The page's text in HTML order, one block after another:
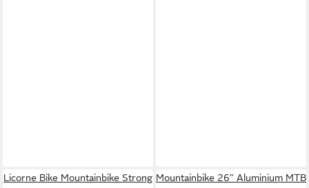
Licorne Bike Mountainbike Strong Mountainbike 26" Aluminium MTB